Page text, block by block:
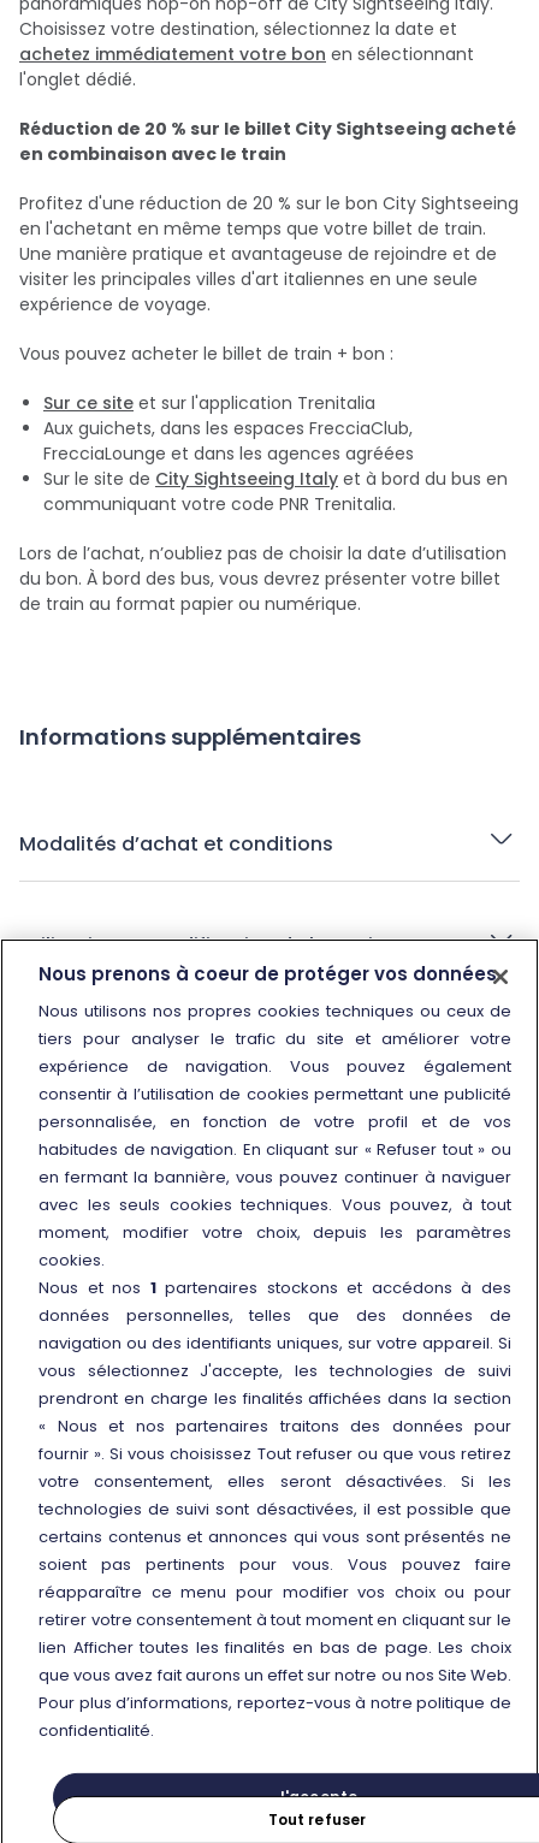
Choisissez votre destination, sélectionnez la date et
achetez immédiatement votre bon en sélectionnant
l'onglet dédié.
Réduction de 20 % sur le billet City Sightseeing acheté
en combinaison avec le train
Profitez d'une réduction de 20 % sur le bon City Sightseeing
en l'achetant en même temps que votre billet de train.
Une manière pratique et avantageuse de rejoindre et de
visiter les principales villes d'art italiennes en une seule
expérience de voyage.
Vous pouvez acheter le billet de train + bon :
Sur ce site et sur l'application Trenitalia
Aux guichets, dans les espaces FrecciaClub,
FrecciaLounge et dans les agences agréées
Sur le site de City Sightseeing Italy et à bord du bus en
communiquant votre code PNR Trenitalia.
Lors de l’achat, n’oubliez pas de choisir la date d’utilisation
du bon. À bord des bus, vous devrez présenter votre billet
de train au format papier ou numérique.
Informations supplémentaires
Modalités d’achat et conditions
Utilisation et modification du bon City
Sightseeing
Info et contacts
Nos Centres d'Appel
Les bureaux d’assistance à la
clientèle
Conditions d'utilisation des tarifs
et offres
Nos services
Portail FRECCE
Les guichets Freccia
© Gruppo FS Italiane 2025
Cookie policy
Nous prenons à coeur de protéger vos données
Nous utilisons nos propres cookies techniques ou ceux de
tiers pour analyser le trafic du site et améliorer votre
expérience de navigation. Vous pouvez également
consentir à l’utilisation de cookies permettant une publicité
personnalisée, en fonction de votre profil et de vos
habitudes de navigation. En cliquant sur « Refuser tout » ou
en fermant la bannière, vous pouvez continuer à naviguer
avec les seuls cookies techniques. Vous pouvez, à tout
moment, modifier votre choix, depuis les paramètres
cookies.
Nous et nos 1partenaires stockons et accédons à des
données personnelles, telles que des données de
navigation ou des identifiants uniques, sur votre appareil. Si
vous sélectionnez J'accepte, les technologies de suivi
prendront en charge les finalités affichées dans la section
« Nous et nos partenaires traitons des données pour
fournir ». Si vous choisissez Tout refuser ou que vous retirez
votre consentement, elles seront désactivées. Si les
technologies de suivi sont désactivées, il est possible que
certains contenus et annonces qui vous sont présentés ne
soient pas pertinents pour vous. Vous pouvez faire
réapparaître ce menu pour modifier vos choix ou pour
retirer votre consentement à tout moment en cliquant sur le
lien Afficher toutes les finalités en bas de page. Les choix
que vous avez fait aurons un effet sur notre ou nos Site Web.
Pour plus d’informations, reportez-vous à notre politique de
confidentialité.
J'accepte
Tout refuser